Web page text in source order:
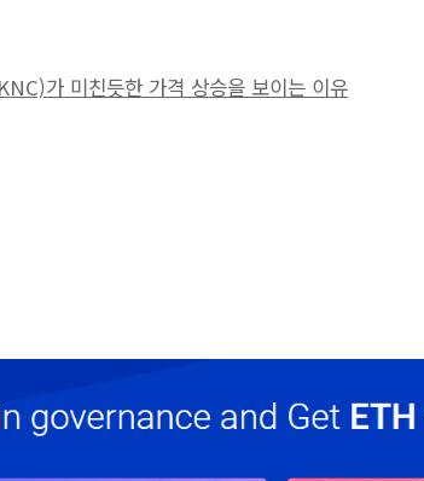
가 미친듯한 가격 상승을 보이는 이유